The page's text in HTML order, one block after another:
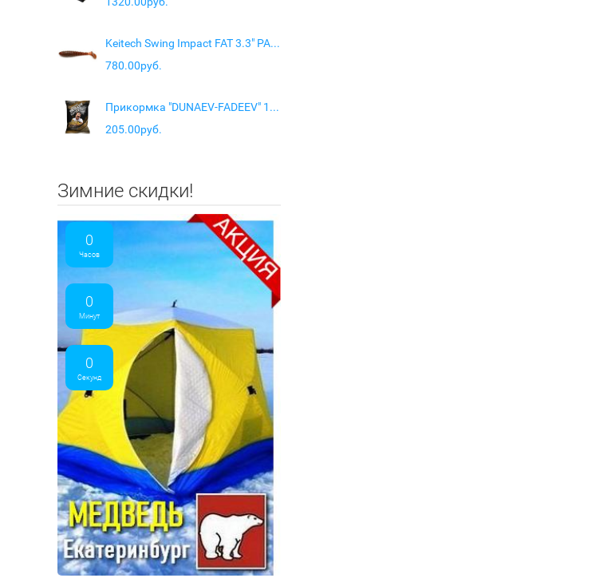
Keitech Swing Impact FAT 3.3" PAL #07 Motor Oil Red Flake
780.00руб.
Прикормка "DUNAEV-FADEEV" 1кг Feeder Universal
205.00руб.
Зимние скидки!
0
Часов
0
Минут
0
Секунд